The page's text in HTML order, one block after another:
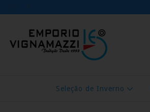
Seleção de Inverno